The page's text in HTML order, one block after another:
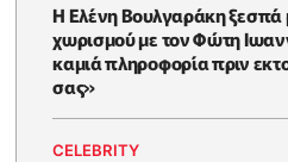
Η Ελένη Βουλγαράκη ξεσπά
χωρισμού με τον Φώτη
καμιά πληροφορία πριν
σας»
CELEBRITY